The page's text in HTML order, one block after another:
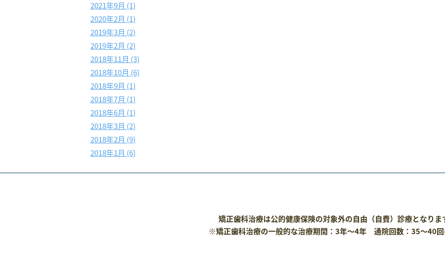
2021年9月 (1)
2020年2月 (1)
2019年3月 (2)
2019年2月 (2)
2018年11月 (3)
2018年10月 (6)
2018年9月 (1)
2018年7月 (1)
2018年6月 (1)
2018年3月 (2)
2018年2月 (9)
2018年1月 (6)
矯正歯科治療は公的健康保険の対象外の自由（自費）診療となりま
※矯正歯科治療の一般的な治療期間：3年～4年 通院回数：35～40